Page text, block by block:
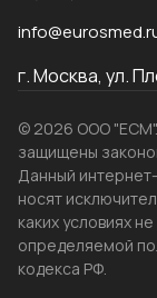
г. Москва, ул.
© 2026 ООО "ЕСМ".
защищены
Данный
носят
каких условиях
определяемой
кодекса РФ.